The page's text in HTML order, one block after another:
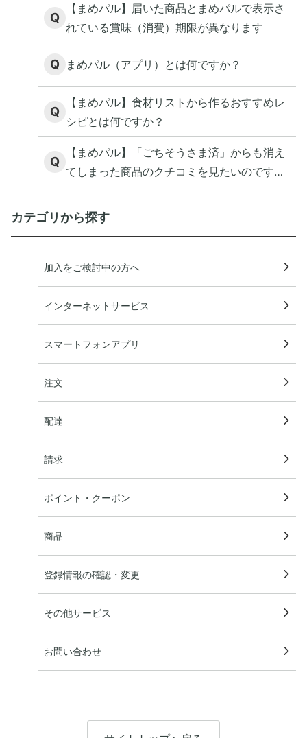
Q
【まめパル】届いた商品とまめパルで表示さ
れている賞味（消費）期限が異なります
Q まめパル（アプリ）とは何ですか？
Q
【まめパル】食材リストから作るおすすめレ
シピとは何ですか？
Q
【まめパル】「ごちそうさま済」からも消え
てしまった商品のクチコミを見たいのです
が。
カテゴリから探す
加入をご検討中の方へ
インターネットサービス
スマートフォンアプリ
注文
配達
請求
ポイント・クーポン
商品
登録情報の確認・変更
その他サービス
お問い合わせ